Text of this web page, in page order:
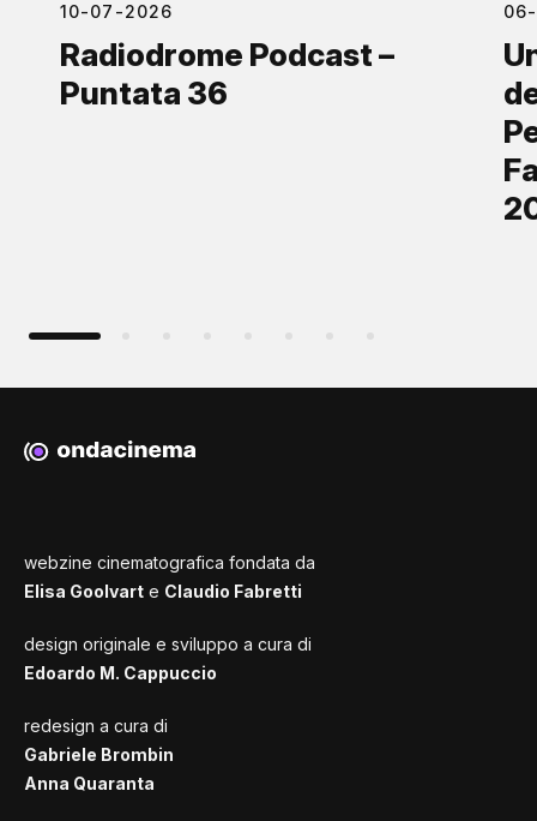
10-07-2026
Radiodrome Podcast –
Puntata 36
webzine cinematografica fondata da
Elisa Goolvart e Claudio Fabretti
design originale e sviluppo a cura di
Edoardo M. Cappuccio
redesign a cura di
Gabriele Brombin
Anna Quaranta